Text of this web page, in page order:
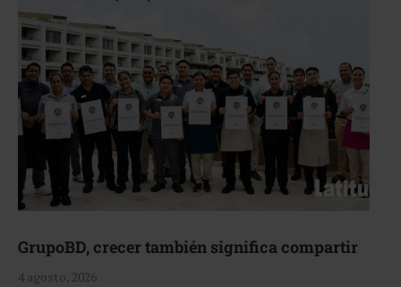
GrupoBD, crecer también significa compartir
4 agosto, 2026